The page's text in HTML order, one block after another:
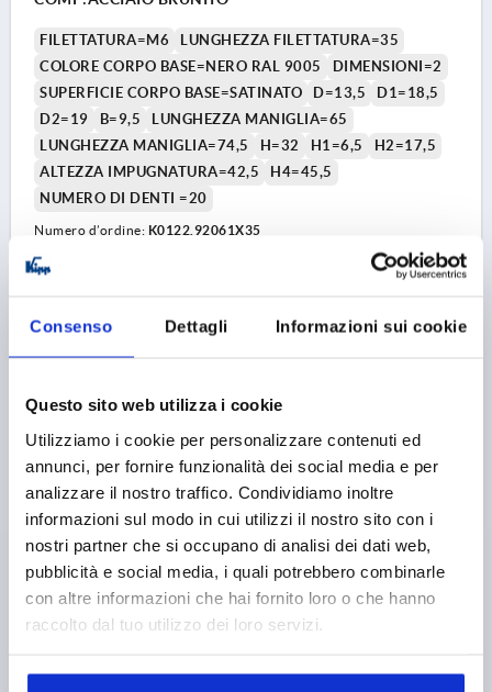
Consenso Dettagli Informazioni sui cookie
Questo sito web utilizza i cookie
Utilizziamo i cookie per personalizzare contenuti ed
annunci, per fornire funzionalità dei social media e per
analizzare il nostro traffico. Condividiamo inoltre
informazioni sul modo in cui utilizzi il nostro sito con i
nostri partner che si occupano di analisi dei dati web,
pubblicità e social media, i quali potrebbero combinarle
con altre informazioni che hai fornito loro o che hanno
raccolto dal tuo utilizzo dei loro servizi.
FILETTATURA=M6
LUNGHEZZA FILETTATURA=35
COLORE CORPO BASE=NERO RAL 9005
DIMENSIONI=2
SUPERFICIE CORPO BASE=SATINATO
D=13,5
D1=18,5
D2=19
B=9,5
LUNGHEZZA MANIGLIA=65
LUNGHEZZA MANIGLIA=74,5
H=32 H1=6,5
H2=17,5
ALTEZZA IMPUGNATURA=42,5
H4=45,5
NUMERO DI DENTI =20
Numero d’ordine: K0122.92061X35
MANIGLIA A LEVA CON TAPPO DI PROTEZIONE DI.2
M06X40, ZINCO NERO RAL9005 SATINATO,
COLORE CORPO BASE=NERO RAL 9005
DIMENSIONI=2